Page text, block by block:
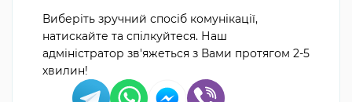
Виберіть зручний спосіб комунікації,
натискайте та спілкуйтеся. Наш
адміністратор зв'яжеться з Вами протягом 2-5
хвилин!